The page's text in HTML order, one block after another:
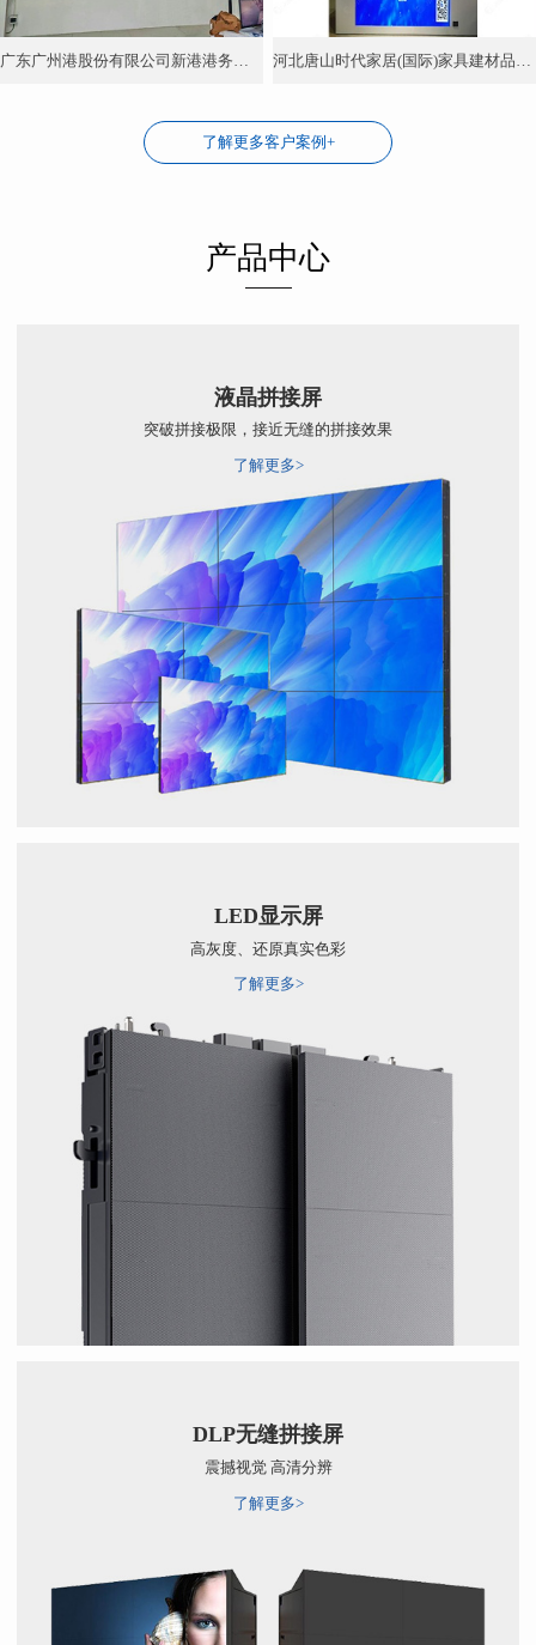
了解更多客户案例+
产品中心
液晶拼接屏
突破拼接极限，接近无缝的拼接效果
了解更多>
LED显示屏
高灰度、还原真实色彩
了解更多>
DLP无缝拼接屏
震撼视觉 高清分辨
了解更多>